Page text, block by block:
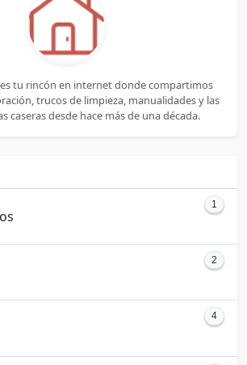
tu rincón en internet donde compartimos
trucos de limpieza, manualidades y las
caseras desde hace más de una década.
1
2
4